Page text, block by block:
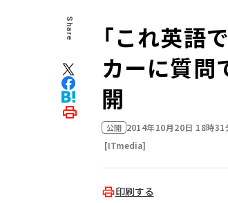
Share
「これ英語
カーに質問
開
公開 2014年10月20日 18時31
[ITmedia]
印刷する